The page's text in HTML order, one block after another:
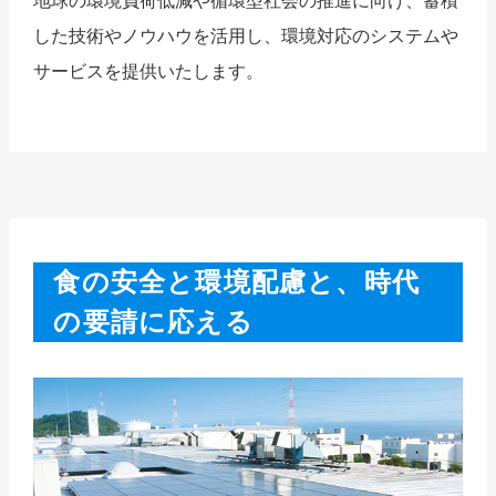
した技術やノウハウを活用し、環境対応のシステムや
サービスを提供いたします。
食の安全と環境配慮と、時代
の要請に応える